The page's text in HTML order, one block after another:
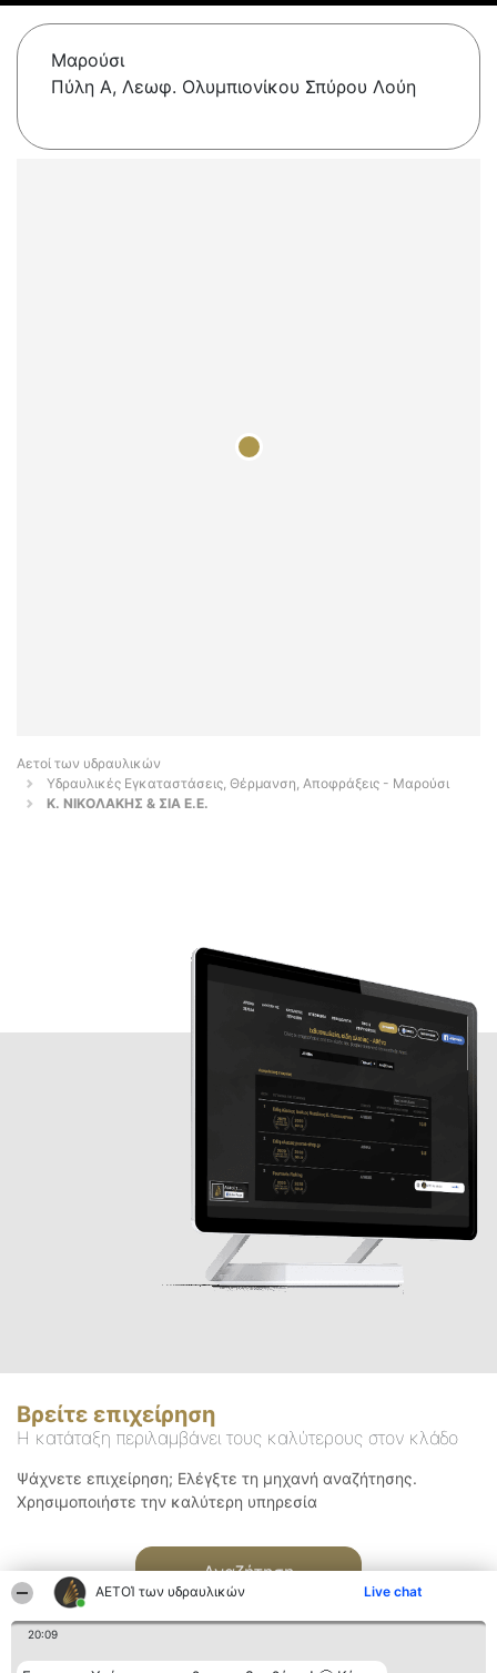
ΑΕΤΟΊ των υδραυλικών Live chat
20:09
Μαρούσι
Πύλη Α, Λεωφ. Ολυμπιονίκου Σπύρου Λούη
Αετοί των υδραυλικών
Υδραυλικές Εγκαταστάσεις, Θέρμανση, Αποφράξεις - Μαρούσι
Κ. ΝΙΚΟΛΑΚΗΣ & ΣΙΑ Ε.Ε.
Βρείτε επιχείρηση
Η κατάταξη περιλαμβάνει τους καλύτερους στον κλάδο
Ψάχνετε επιχείρηση; Ελέγξτε τη μηχανή αναζήτησης.
Χρησιμοποιήστε την καλύτερη υπηρεσία
Αναζήτηση